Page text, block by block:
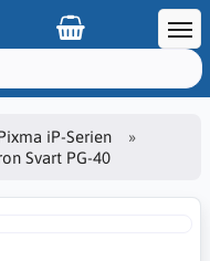
iP-Serien
Svart PG-40